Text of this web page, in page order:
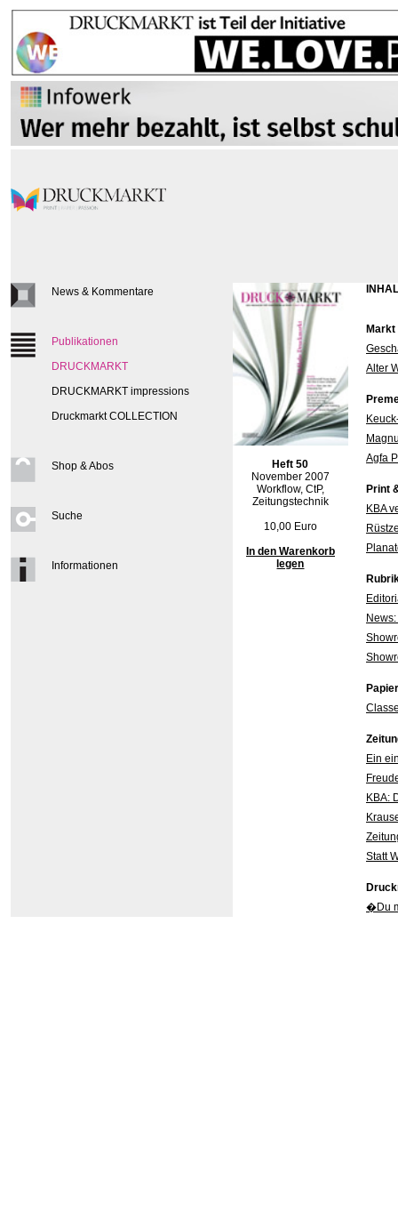
News & Kommentare
Publikationen
DRUCKMARKT
DRUCKMARKT impressions
Druckmarkt COLLECTION
Shop & Abos
Suche
Informationen
Heft 50
November 2007
Workflow, CtP,
Zeitungstechnik
10,00 Euro
In den Warenkorb
legen
Markt
Alter
Agfa
Print
KBA
Papier
Ein
KBA:
Statt
�Du